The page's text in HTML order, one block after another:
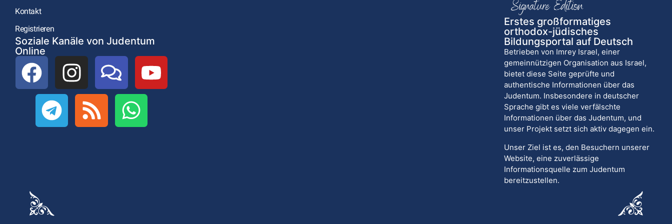
Kontakt
Registrieren
Soziale Kanäle von Judentum
Online
Erstes großformatiges
orthodox-jüdisches
Bildungsportal auf Deutsch
Betrieben von Imrey Israel, einer
gemeinnützigen Organisation aus Israel,
bietet diese Seite geprüfte und
authentische Informationen über das
Judentum. Insbesondere in deutscher
Sprache gibt es viele verfälschte
Informationen über das Judentum, und
unser Projekt setzt sich aktiv dagegen ein.
Unser Ziel ist es, den Besuchern unserer
Website, eine zuverlässige
Informationsquelle zum Judentum
bereitzustellen.